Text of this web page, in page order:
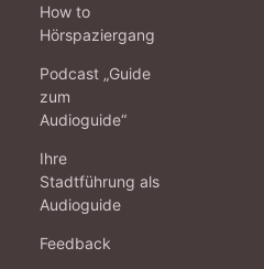
How to
Hörspaziergang
Podcast „Guide
zum
Audioguide“
Ihre
Stadtführung als
Audioguide
Feedback